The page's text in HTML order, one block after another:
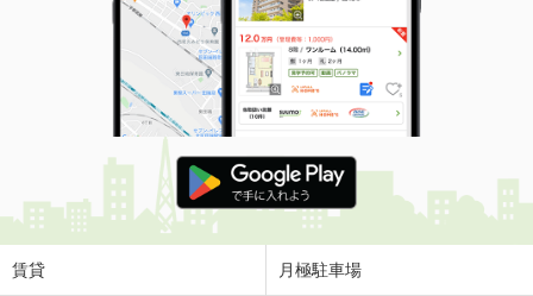
賃貸 月極駐車場